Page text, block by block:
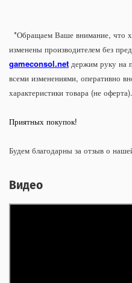
*Обращаем Ваше внимание, что
изменены производителем без
gameconsol.net держим руку на
всеми изменениями, оперативно
характеристики товара (не оферта).
Приятных покупок!
Будем благодарны за отзыв о
Видео